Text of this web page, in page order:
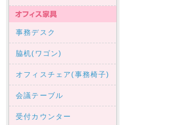
事務デスク
脇机(ワゴン)
オフィスチェア(事務椅子)
会議テーブル
受付カウンター